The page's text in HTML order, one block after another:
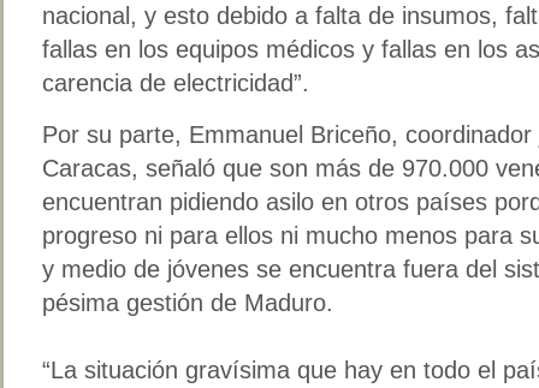
nacional, y esto debido a falta de insumos,
fallas en los equipos médicos y fallas en los
carencia de electricidad”.
Por su parte, Emmanuel Briceño,
Caracas, señaló que son más de 970.000
encuentran pidiendo asilo en otros países
progreso ni para ellos ni mucho menos para
y medio de jóvenes se encuentra fuera del
pésima gestión de Maduro.
“La situación gravísima que hay en todo el